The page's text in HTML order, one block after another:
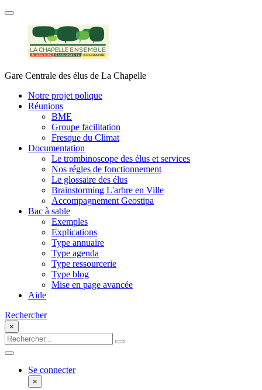
Gare Centrale des élus de La Chapelle
Notre projet polique
Réunions
BME
Groupe facilitation
Fresque du Climat
Documentation
Le trombinoscope des élus et services
Nos régles de fonctionnement
Le glossaire des élus
Brainstorming L'arbre en Ville
Accompagnement Geostipa
Bac à sable
Exemples
Explications
Type annuaire
Type agenda
Type ressourcerie
Type blog
Mise en page avancée
Aide
Rechercher
×
Se connecter
×